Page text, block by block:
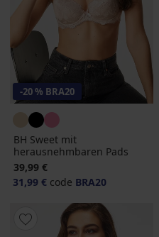
-20 % BRA20
BH Sweet mit
herausnehmbaren Pads
39,99 €
31,99 € code BRA20